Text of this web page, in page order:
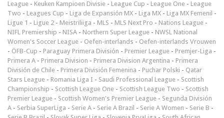
League - Keuken Kampioen Divisie - League Cup - League One - League
Two - Leagues Cup - Liga de Expansión MX - Liga MX - Liga MX Femenil -
Ligue 1 - Ligue 2 - Meistriliiga - MLS - MLS Next Pro - Nations League -
NIFL Premiership - NISA - Northern Super League - NWSL National
Women's Soccer League - Oefen-interlands - Oefen-interlands Vrouwen
- ÖFB-Cup - Paraguay Primera División - Premier League - Premjer-Liga -
Primera A - Primera Division - Primera Division Argentina - Primera
División de Chile - Primera División Femenina - Puchar Polski - Qatar
Stars League - Romania Liga I - Saudi Professional League - Scottish
Championship - Scottish League One - Scottish League Two - Scottish
Premier League - Scottish Women's Premier League - Segunda División
A - Serbia SuperLiga - Serie A - Serie A Brazil - Serie A Women - Serie B -